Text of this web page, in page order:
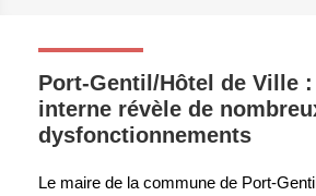
Port-Gentil/Hôtel de Ville
interne révèle de
dysfonctionnements
Le maire de la commune de Port-